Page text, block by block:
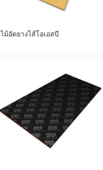
ไม้อัดยางไส้โอเอสบี